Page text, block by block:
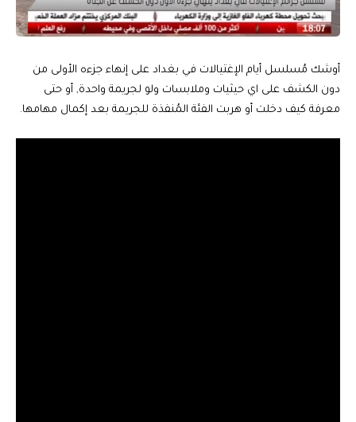
أوشك مُسلسل أيام الإغتيالات في بغداد على إنهاء جزءه الأولى من
دون الكشف على اي حيثيات وملابسات ولو لجريمة واحدة, أو حتى
معرفة كيف دخلت أو هربت الفئة المُنفذة للجريمة بعد إكمال مهامها.